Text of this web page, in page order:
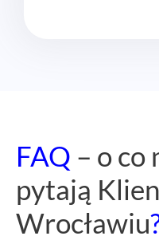
FAQ – o co
pytają
Wrocławiu